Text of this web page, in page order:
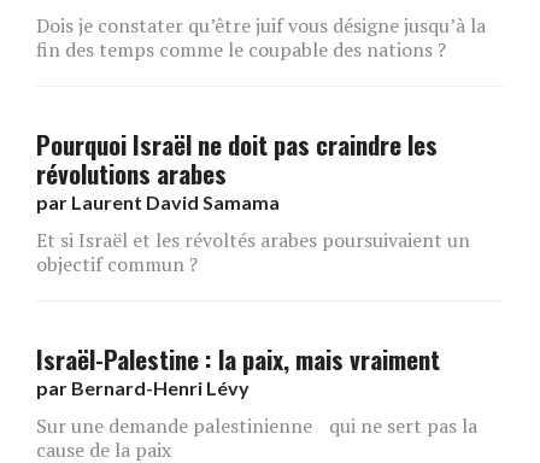
Dois je constater qu’être juif vous désigne jusqu’à la
fin des temps comme le coupable des nations ?
Pourquoi Israël ne doit pas craindre les
révolutions arabes
par Laurent David Samama
Et si Israël et les révoltés arabes poursuivaient un
objectif commun ?
Israël-Palestine : la paix, mais vraiment
par Bernard-Henri Lévy
Sur une demande palestinienne qui ne sert pas la
cause de la paix